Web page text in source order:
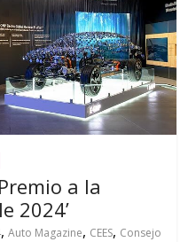
a la
2024’
,Auto Magazine, CEES, Consejo